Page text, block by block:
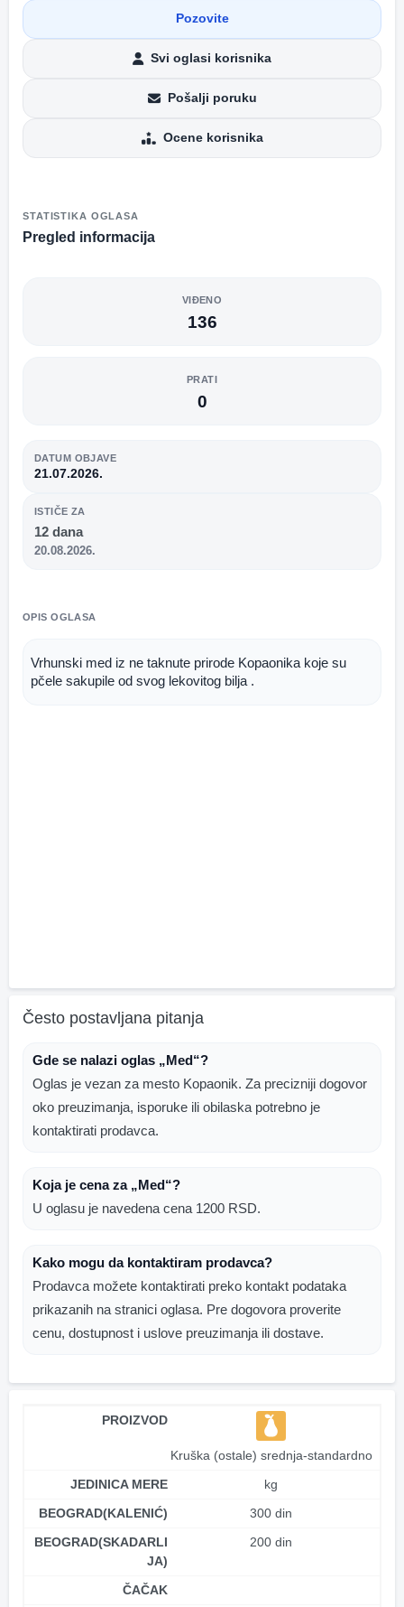
Pozovite
Svi oglasi korisnika
Pošalji poruku
Ocene korisnika
STATISTIKA OGLASA
Pregled informacija
VIĐENO
136
PRATI
0
DATUM OBJAVE
21.07.2026.
ISTIČE ZA
12 dana
20.08.2026.
OPIS OGLASA
Vrhunski med iz ne taknute prirode Kopaonika koje su
pčele sakupile od svog lekovitog bilja .
Često postavljana pitanja
Gde se nalazi oglas „Med“?
Oglas je vezan za mesto Kopaonik. Za precizniji dogovor
oko preuzimanja, isporuke ili obilaska potrebno je
kontaktirati prodavca.
Koja je cena za „Med“?
U oglasu je navedena cena 1200 RSD.
Kako mogu da kontaktiram prodavca?
Prodavca možete kontaktirati preko kontakt podataka
prikazanih na stranici oglasa. Pre dogovora proverite
cenu, dostupnost i uslove preuzimanja ili dostave.
PROIZVOD
Kruška (ostale) srednja-standardno
JEDINICA MERE
kg
BEOGRAD(KALENIĆ)
300 din
BEOGRAD(SKADARLI
JA)
200 din
ČAČAK